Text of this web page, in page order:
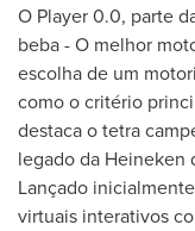
O Player 0.0, parte
beba - O melhor
escolha de um
como o critério
destaca o tetra
legado da Heineken
Lançado
virtuais interativos